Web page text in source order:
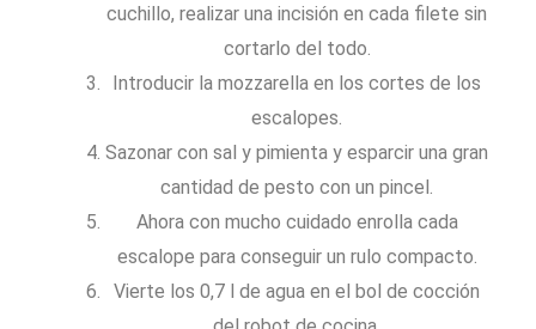
cuchillo, realizar una incisión en cada filete sin
cortarlo del todo.
Introducir la mozzarella en los cortes de los
escalopes.
Sazonar con sal y pimienta y esparcir una gran
cantidad de pesto con un pincel.
Ahora con mucho cuidado enrolla cada
escalope para conseguir un rulo compacto.
Vierte los 0,7 l de agua en el bol de cocción